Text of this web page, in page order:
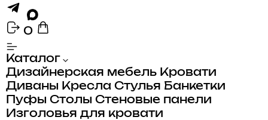
0
Каталог
Дизайнерская мебель Кровати
Диваны Кресла Стулья Банкетки
Пуфы Столы Стеновые панели
Изголовья для кровати